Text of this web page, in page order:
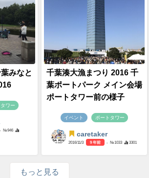
みなと
ワー
- №946
千葉湊大漁まつり 2016 千
葉ポートパーク メイン会場
ポートタワー前の様子
イベント ポートタワー
caretaker
2016/11/3 9 年前 - №1033 3301
もっと見る